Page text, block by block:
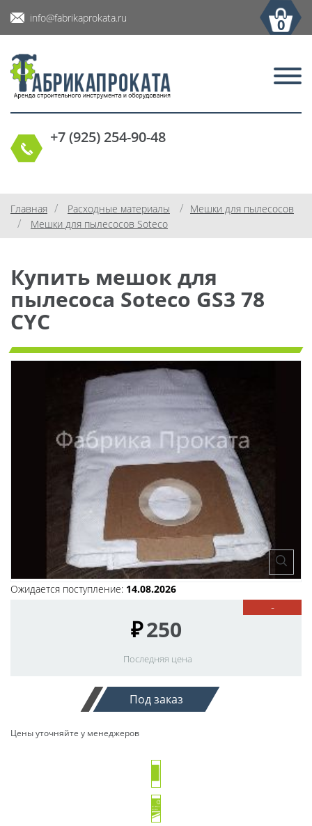
info@fabrikaprokata.ru 0
+7 (925) 254-90-48
Главная / Расходные материалы / Мешки для пылесосов
/ Мешки для пылесосов Soteco
Купить мешок для
пылесоса Soteco GS3 78
CYC
Ожидается поступление: 14.08.2026
-
₽250
Последняя цена
Под заказ
Цены уточняйте у менеджеров